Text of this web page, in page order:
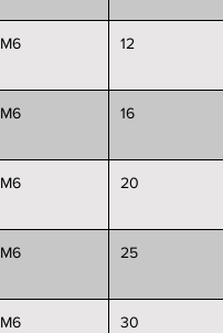
M6 12
M6 16
M6 20
M6 25
M6 30